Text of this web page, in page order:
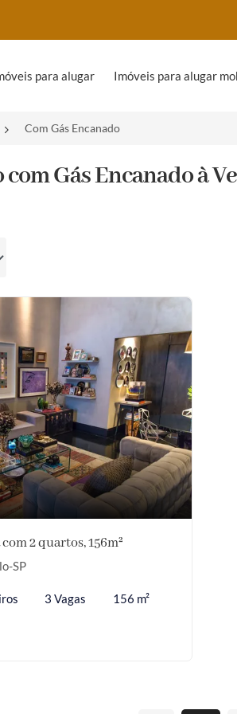
para alugar Imóveis para alugar
Com Gás Encanado
Gás Encanado à
2 quartos, 156m²
SP
3 Vagas 156 m²